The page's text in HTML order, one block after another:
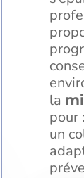
la
pour
un